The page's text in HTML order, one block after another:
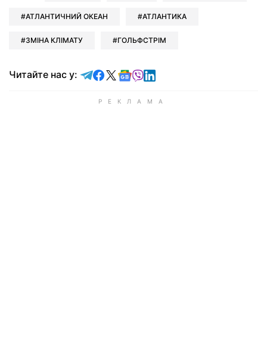
АТЛАНТИЧНИЙ ОКЕАН АТЛАНТИКА
ЗМІНА КЛІМАТУ ГОЛЬФСТРІМ
Читайте нас у: Читайте у Telegram
Читайте у Facebook
Читайте у X
Читайте у Google news
Читайте у Viber
Читайте у LinkedIn